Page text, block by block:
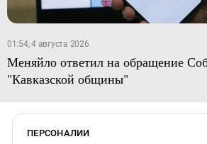
01:54, 4 августа 2026
Меняйло ответил на обращение
"Кавказской общины"
ПЕРСОНАЛИИ